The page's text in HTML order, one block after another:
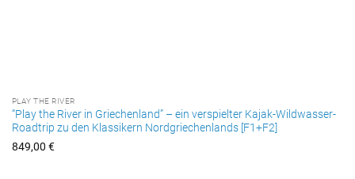
PLAY THE RIVER
“Play the River in Griechenland” – ein verspielter Kajak-Wildwasser-
Roadtrip zu den Klassikern Nordgriechenlands [F1+F2]
849,00 €